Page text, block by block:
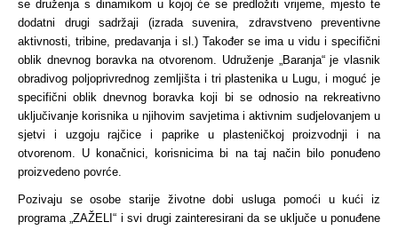
se druženja s dinamikom u kojoj će se predložiti vrijeme, mjesto te
dodatni drugi sadržaji (izrada suvenira, zdravstveno preventivne
aktivnosti, tribine, predavanja i sl.) Također se ima u vidu i specifični
oblik dnevnog boravka na otvorenom. Udruženje „Baranja“ je vlasnik
obradivog poljoprivrednog zemljišta i tri plastenika u Lugu, i moguć je
specifični oblik dnevnog boravka koji bi se odnosio na rekreativno
uključivanje korisnika u njihovim savjetima i aktivnim sudjelovanjem u
sjetvi i uzgoju rajčice i paprike u plasteničkoj proizvodnji i na
otvorenom. U konačnici, korisnicima bi na taj način bilo ponuđeno
proizvedeno povrće.
Pozivaju se osobe starije životne dobi usluga pomoći u kući iz
programa „ZAŽELI“ i svi drugi zainteresirani da se uključe u ponuđene